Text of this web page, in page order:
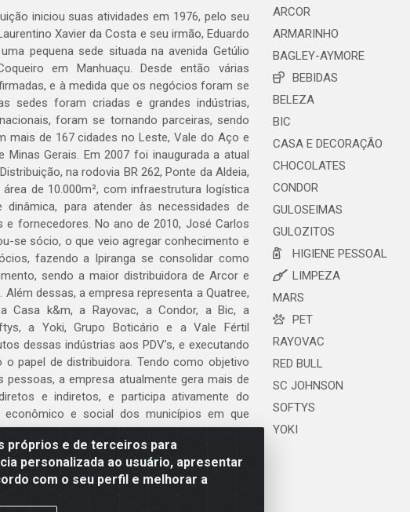
próprios e de terceiros para
personalizada ao usuário, apresentar
com o seu perfil e melhorar a
iniciou suas atividades em 1976, pelo seu
Xavier da Costa e seu irmão, Eduardo
pequena sede situada na avenida Getúlio
em Manhuaçu. Desde então várias
e à medida que os negócios foram se
sedes foram criadas e grandes indústrias,
foram se tornando parceiras, sendo
mais de 167 cidades no Leste, Vale do Aço e
Minas Gerais. Em 2007 foi inaugurada a atual
na rodovia BR 262, Ponte da Aldeia,
de 10.000m², com infraestrutura logística
dinâmica, para atender às necessidades de
e fornecedores. No ano de 2010, José Carlos
se sócio, o que veio agregar conhecimento e
fazendo a Ipiranga se consolidar como
sendo a maior distribuidora de Arcor e
Além dessas, a empresa representa a Quatree,
Casa k&m, a Rayovac, a Condor, a Bic, a
a Yoki, Grupo Boticário e a Vale Fértil
dessas indústrias aos PDV’s, e executando
o papel de distribuidora. Tendo como objetivo
pessoas, a empresa atualmente gera mais de
e indiretos, e participa ativamente do
econômico e social dos municípios em que
do nosso time!
ARCOR
ARMARINHO
BAGLEY-AYMORE
BEBIDAS
BELEZA
BIC
CASA E DECORAÇÃO
CHOCOLATES
CONDOR
GULOSEIMAS
GULOZITOS
HIGIENE PESSOAL
LIMPEZA
MARS
PET
RAYOVAC
RED BULL
SC JOHNSON
SOFTYS
YOKI